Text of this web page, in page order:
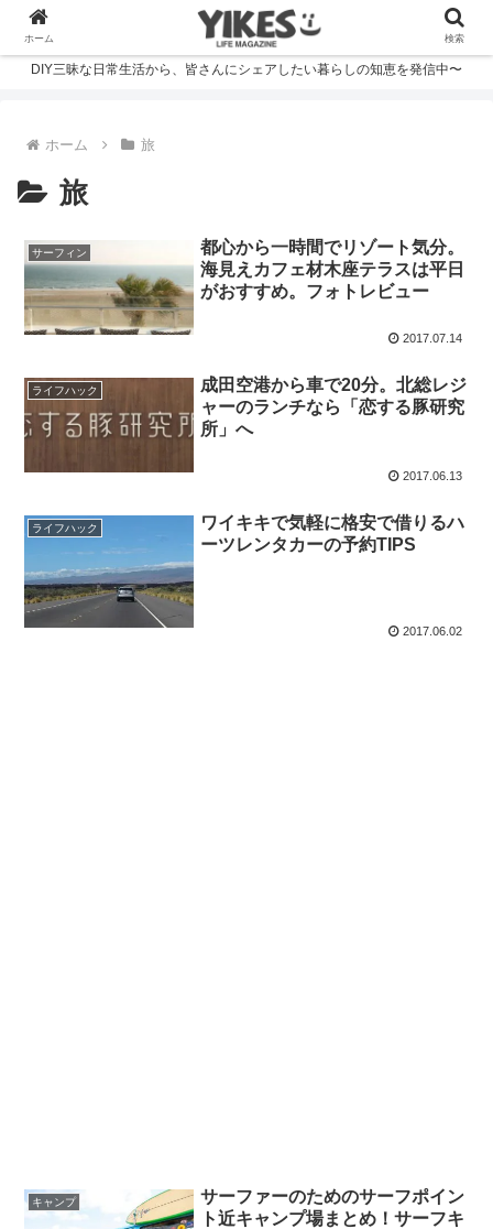
DIY三昧な日常生活から、皆さんにシェアしたい暮らしの知恵を発信中〜
ホーム 旅
旅
サーフィン
都心から一時間でリゾート気分。
海見えカフェ材木座テラスは平日
がおすすめ。フォトレビュー
2017.07.14
ライフハック
成田空港から車で20分。北総レジ
ャーのランチなら「恋する豚研究
所」へ
2017.06.13
ライフハック
ワイキキで気軽に格安で借りるハ
ーツレンタカーの予約TIPS
2017.06.02
キャンプ
サーファーのためのサーフポイン
ト近キャンプ場まとめ！サーフキ
ホーム 検索